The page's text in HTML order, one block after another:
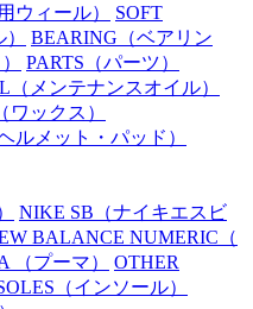
ウィール）
SOFT
BEARING （ベアリン
PARTS （パーツ）
（メンテナンスオイル）
（ワックス）
ルメット・パッド）
NIKE SB （ナイキエスビ
BALANCE NUMERIC （
（プーマ）
OTHER
（インソール）